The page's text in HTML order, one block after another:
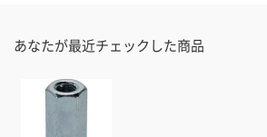
あなたが最近チェックした商品